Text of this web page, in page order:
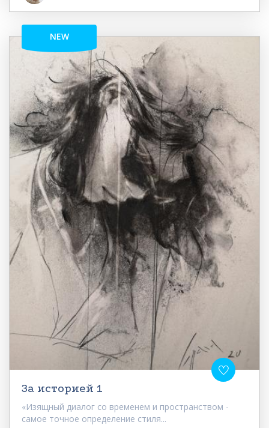
NEW
За историей 1
«Изящный диалог со временем и пространством -
самое точное определение стиля...